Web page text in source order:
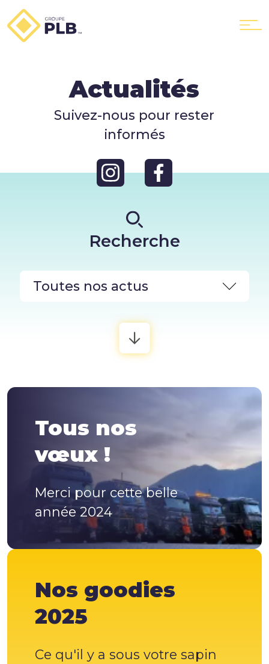
Le Groupe
PLB GTX
PLB Sécurité
Contact
Documentation
Le Mag technique
Actualités
Suivez-nous pour rester
informés
Recherche
Tous nos
vœux !
Merci pour cette belle
année 2024
Nos goodies
2025
Ce qu'il y a sous votre sapin